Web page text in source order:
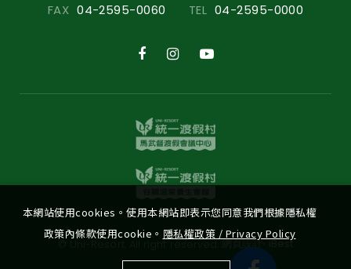
FAX 04-2595-0060 TEL 04-2595-0000
網頁設計‧iBest
本網站使用cookies。使用本網站即表示您同意我們根據隱私權
政策內條款使用cookie。 隱私權政策 / Privacy Policy